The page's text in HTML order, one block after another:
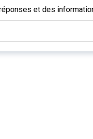
et des